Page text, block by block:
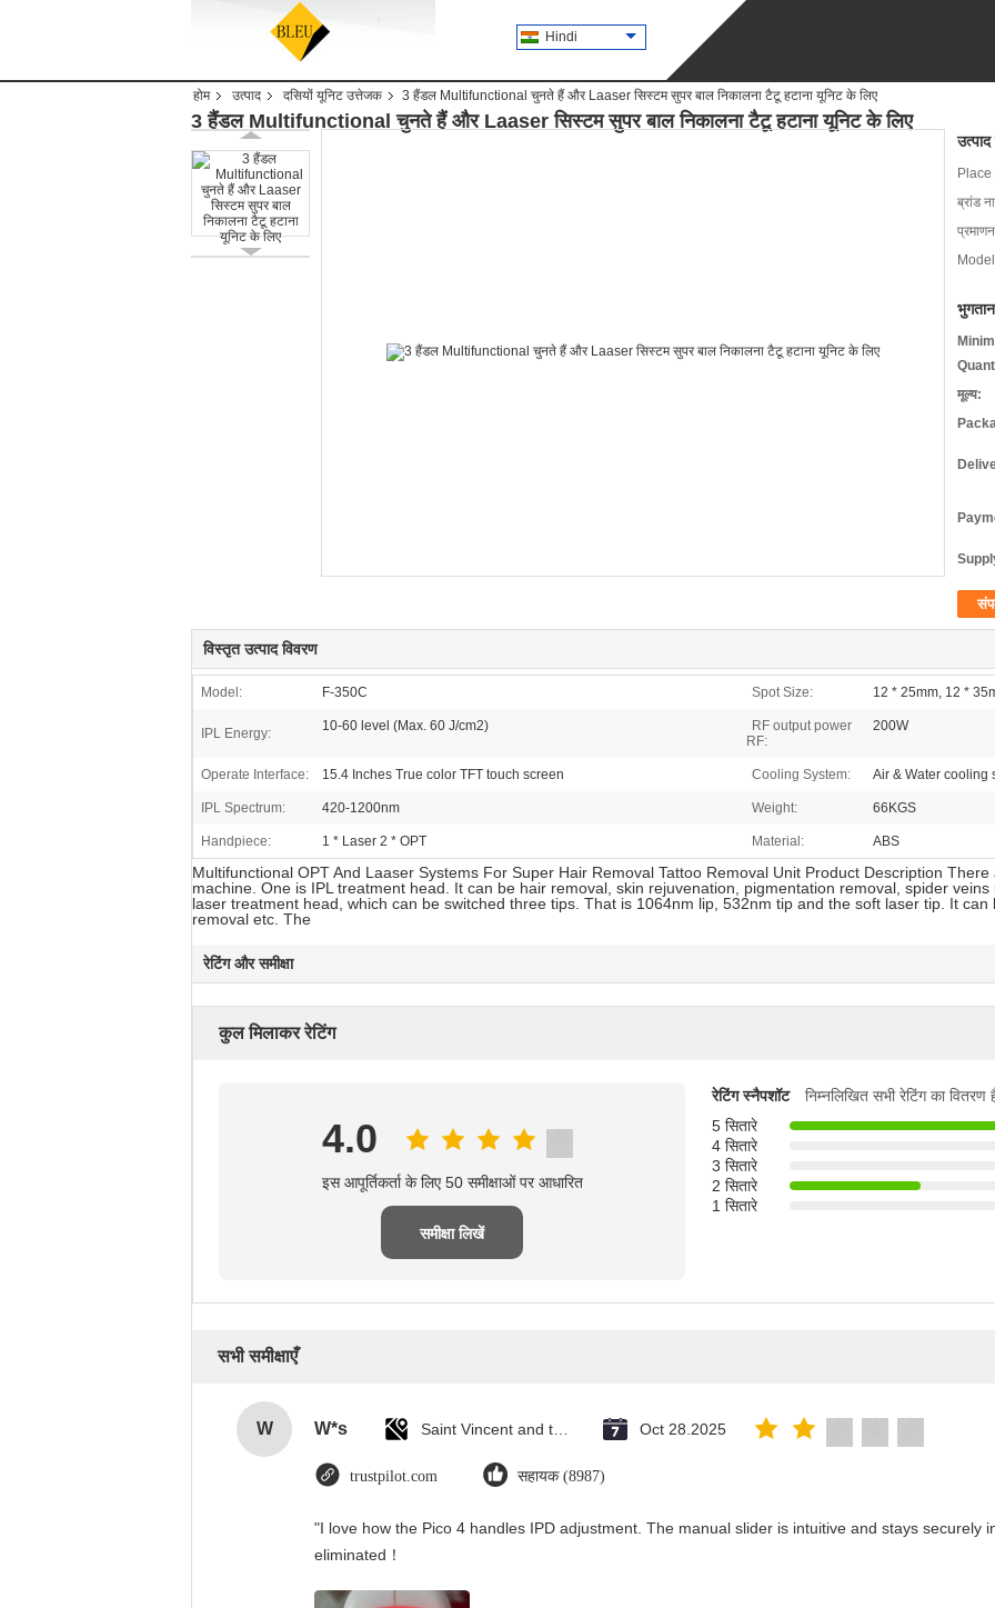
Hindi
होम उत्पाद दसियों यूनिट उत्तेजक 3 हैंडल Multifunctional चुनते हैं और Laaser सिस्टम सुपर बाल निकालना टैटू हटाना यूनिट के लिए
3 हैंडल Multifunctional चुनते हैं और Laaser सिस्टम सुपर बाल निकालना टैटू हटाना यूनिट के लिए
ब्रांड
मूल्य:
विस्तृत उत्पाद विवरण
Model: F-350C Spot Size: 12 * 25mm, 12 *
IPL Energy: 10-60 level (Max. 60 J/cm2)
RF output power
RF:
200W
Operate Interface: 15.4 Inches True color TFT touch screen Cooling System: Air & Water cooling
IPL Spectrum: 420-1200nm Weight: 66KGS
Handpiece: 1 * Laser 2 * OPT Material: ABS
Multifunctional OPT And Laaser Systems For Super Hair Removal Tattoo Removal Unit Product Description
machine. One is IPL treatment head. It can be hair removal, skin rejuvenation, pigmentation removal, spider
laser treatment head, which can be switched three tips. That is 1064nm lip, 532nm tip and the soft laser tip. It
removal etc. The
रेटिंग और समीक्षा
कुल मिलाकर रेटिंग
4.0
इस आपूर्तिकर्ता के लिए 50 समीक्षाओं पर आधारित
समीक्षा लिखें
रेटिंग स्नैपशॉट
निम्नलिखित सभी रेटिंग का वितरण
5 सितारे
4 सितारे
3 सितारे
2 सितारे
1 सितारे
सभी समीक्षाएँ
W W*s Oct 28.2025
trustpilot.com सहायक (8987)
"I love how the Pico 4 handles IPD adjustment. The manual slider is intuitive and stays securely
eliminated！